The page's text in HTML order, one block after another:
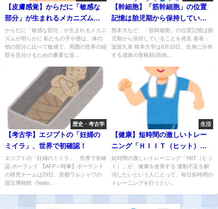
【皮膚感覚】からだに「敏感な
部分」が生まれるメカニズムが
明らかに
からだに「敏感な部分」が生まれるメカニ
ズムが明らかに 私たちの手や唇は、体の
他の部分に比べて敏感で、周囲の世界の細
部を見分けるための重要な道...
【幹細胞】「筋幹細胞」の位置
記憶は胎児期から保持してい
た！
熊本大など、「筋幹細胞」の位置記憶は胎
児期から保持していることを発見 著者：
波留久泉 熊本大学は6月10日、全身に分布
する成体の骨格筋(筋肉...
歴史・考古学
【考古学】エジプトの「妊婦の
ミイラ」、世界で初確認！
エジプトの「妊婦のミイラ」、世界で初確
認 ポーランド 【AFP＝時事】ポーランド
の研究チームは29日、首都ワルシャワの
国立博物館（Natio...
生活
【健康】短時間の激しいトレー
ニング「ＨＩＩＴ（ヒット）」
が、健康を改善する
短時間の激しいトレーニング「HIIT（ヒッ
ト）」が、健康を改善する 運動不足を解
消したいという人にとって、毎日長時間の
トレーニングを行うとい...